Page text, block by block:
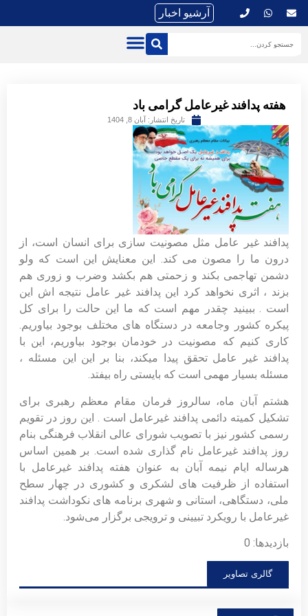
آرشیو اخبار
هفته پدافند غیرعامل گرامی باد
تاریخ انتشار: آبان 8, 1404
پدافند غیر عامل مثل مصونیت سازی برای انسان است، از
درون ما را مصون می کند. این معنایش این است که ولو
دشمن تهاجمی بکند و زحمتی هم بکشد وضرب و زوری هم
بزند ، اثری نخواهد کرد این پدافند غیر عامل نتیجه اش این
است . ببینید چقدر مهم است که ما این حالت را برای کل
پیکره کشور وجامعه در دستگاه های مختلف بوجود بیاوریم.
کاری کنیم که مصونیت در خودمان بوجود بیاوریم، این با
پدافند غیر عامل تحقق پیدا میکند، بنا بر این این مسئله ،
مسئله بسیار مهمی است که بایستی راه بیفتد.
هشتم آبان ماه، سالروز فرمان مقام معظم رهبری برای
تشکیل کمیته دائمی پدافند غیرعامل است . این روز در تقویم
رسمی کشور نیز با تصویب شورای عالی انقلاب فرهنگی بنام
روز پدافند غیرعامل نام گذاری شده است. بر همین اساس
هرساله ایام نیمه آبان به عنوان هفته پدافند غیرعامل با
استفاده از ظرفیت های لشکری و کشوری در چهار سطح
ملی، دستگاهی، استانی و شهری برنامه های نکوداشت پدافند
غیرعامل با رویکرد تبیینی و ترویجی برگزار می‌شود.
بازدیدها: 0
گالری تصاویر